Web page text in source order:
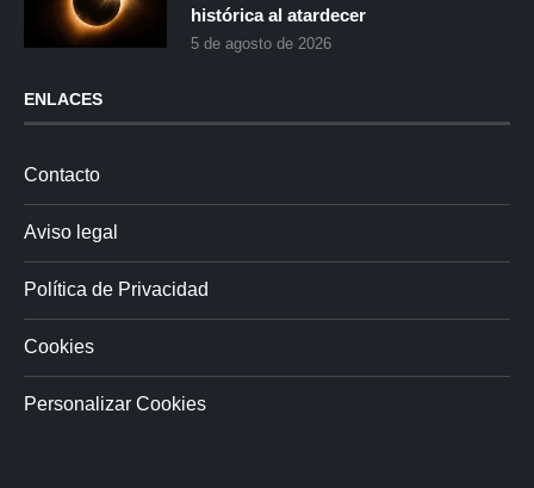
histórica al atardecer
5 de agosto de 2026
ENLACES
Contacto
Aviso legal
Política de Privacidad
Cookies
Personalizar Cookies